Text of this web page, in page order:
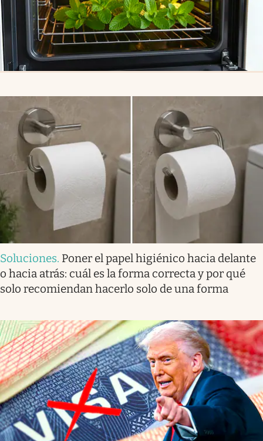
Soluciones. Poner el papel higiénico hacia delante
o hacia atrás: cuál es la forma correcta y por qué
solo recomiendan hacerlo solo de una forma